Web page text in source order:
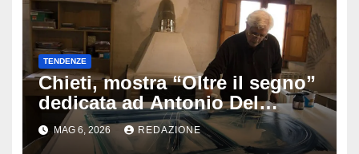
TENDENZE
Chieti, mostra “Oltre il segno”
dedicata ad Antonio Del
Donno: opere e sculture nel
cuore della città
MAG 6, 2026 REDAZIONE